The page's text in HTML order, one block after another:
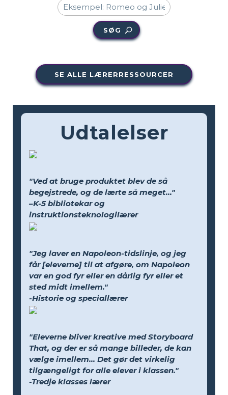
SØG
SE ALLE LÆRERRESSOURCER
Udtalelser
"Ved at bruge produktet blev de så
begejstrede, og de lærte så meget..."
–K-5 bibliotekar og
instruktionsteknologilærer
"Jeg laver en Napoleon-tidslinje, og jeg
får [eleverne] til at afgøre, om Napoleon
var en god fyr eller en dårlig fyr eller et
sted midt imellem."
-Historie og speciallærer
"Eleverne bliver kreative med Storyboard
That, og der er så mange billeder, de kan
vælge imellem... Det gør det virkelig
tilgængeligt for alle elever i klassen."
-Tredje klasses lærer